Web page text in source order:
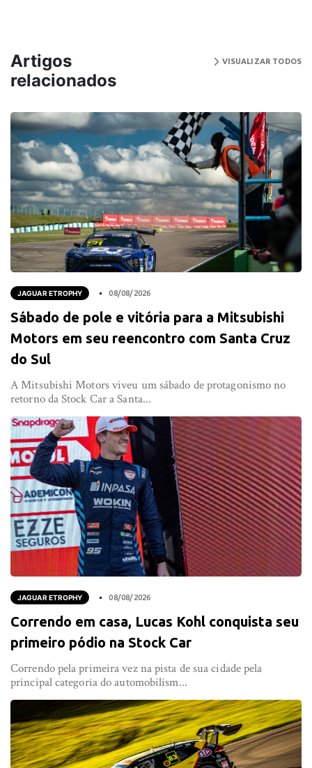
Artigos
relacionados
VISUALIZAR TODOS
JAGUAR ETROPHY 08/08/2026
Sábado de pole e vitória para a Mitsubishi
Motors em seu reencontro com Santa Cruz
do Sul
A Mitsubishi Motors viveu um sábado de protagonismo no
retorno da Stock Car a Santa...
JAGUAR ETROPHY 08/08/2026
Correndo em casa, Lucas Kohl conquista seu
primeiro pódio na Stock Car
Correndo pela primeira vez na pista de sua cidade pela
principal categoria do automobilism...